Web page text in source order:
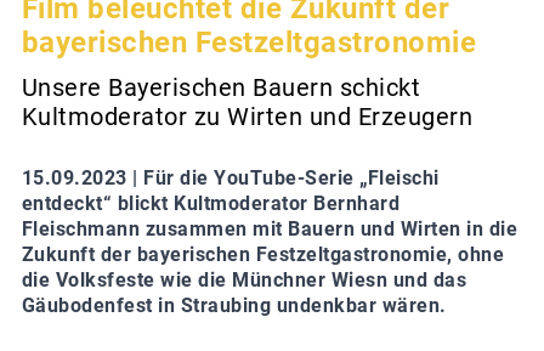
Film beleuchtet die Zukunft der
bayerischen Festzeltgastronomie
Unsere Bayerischen Bauern schickt
Kultmoderator zu Wirten und Erzeugern
15.09.2023 | Für die YouTube-Serie „Fleischi
entdeckt“ blickt Kultmoderator Bernhard
Fleischmann zusammen mit Bauern und Wirten in die
Zukunft der bayerischen Festzeltgastronomie, ohne
die Volksfeste wie die Münchner Wiesn und das
Gäubodenfest in Straubing undenkbar wären.